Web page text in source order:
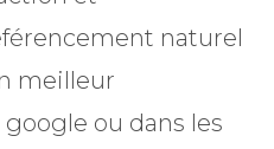
naturel
meilleur
ou dans les